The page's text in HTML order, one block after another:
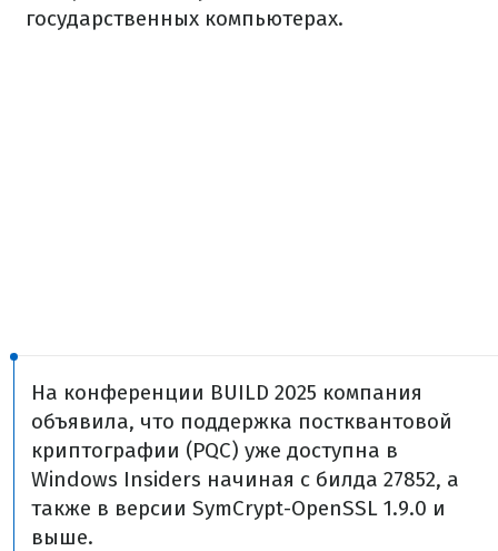
государственных компьютерах.
На конференции BUILD 2025 компания
объявила, что поддержка постквантовой
криптографии (PQC) уже доступна в
Windows Insiders начиная с билда 27852, а
также в версии SymCrypt-OpenSSL 1.9.0 и
выше.